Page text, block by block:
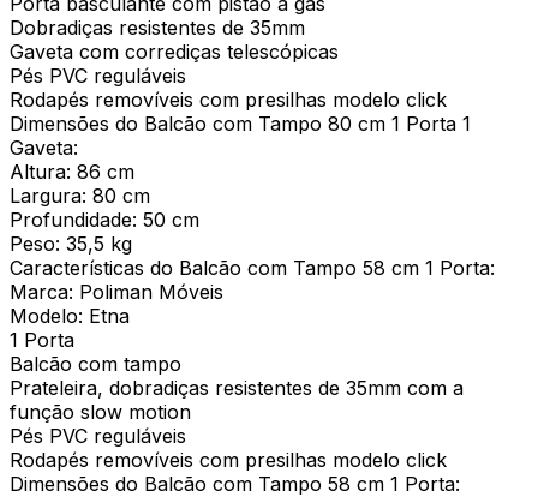
Dobradiças resistentes de 35mm
Gaveta com corrediças telescópicas
Pés PVC reguláveis
Rodapés removíveis com presilhas modelo click
Dimensões do Balcão com Tampo 80 cm 1 Porta 1
Gaveta:
Altura: 86 cm
Largura: 80 cm
Profundidade: 50 cm
Peso: 35,5 kg
Características do Balcão com Tampo 58 cm 1 Porta:
Marca: Poliman Móveis
Modelo: Etna
1 Porta
Balcão com tampo
Prateleira, dobradiças resistentes de 35mm com a
função slow motion
Pés PVC reguláveis
Rodapés removíveis com presilhas modelo click
Dimensões do Balcão com Tampo 58 cm 1 Porta: